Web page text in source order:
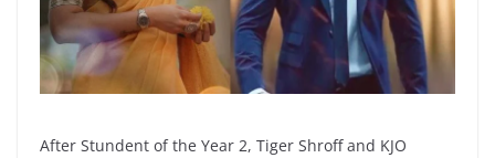
After Stundent of the Year 2, Tiger Shroff and KJO